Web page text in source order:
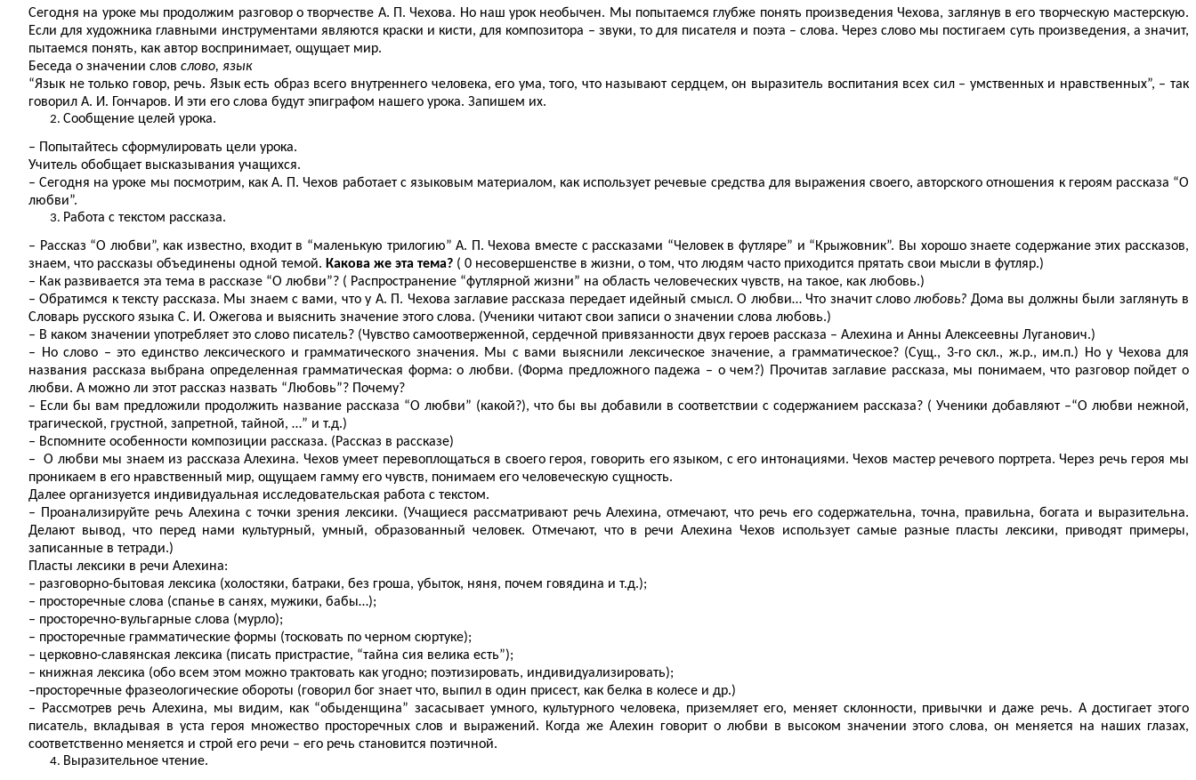
Сегодня на уроке мы продолжим разговор о творчестве А. П. Чехова. Но наш урок необычен. Мы попытаемся глубже понять произведения Чехова, заглянув в его творческую мастерскую.
Если для художника главными инструментами являются краски и кисти, для композитора – звуки, то для писателя и поэта – слова. Через слово мы постигаем суть произведения, а значит,
пытаемся понять, как автор воспринимает, ощущает мир.
Беседа о значении слов слово, язык
“Язык не только говор, речь. Язык есть образ всего внутреннего человека, его ума, того, что называют сердцем, он выразитель воспитания всех сил – умственных и нравственных”, – так
говорил А. И. Гончаров. И эти его слова будут эпиграфом нашего урока. Запишем их.
Сообщение целей урока.
– Попытайтесь сформулировать цели урока.
Учитель обобщает высказывания учащихся.
– Сегодня на уроке мы посмотрим, как А. П. Чехов работает с языковым материалом, как использует речевые средства для выражения своего, авторского отношения к героям рассказа “О
любви”.
Работа с текстом рассказа.
– Рассказ “О любви”, как известно, входит в “маленькую трилогию” А. П. Чехова вместе с рассказами “Человек в футляре” и “Крыжовник”. Вы хорошо знаете содержание этих рассказов,
знаем, что рассказы объединены одной темой. Какова же эта тема? ( 0 несовершенстве в жизни, о том, что людям часто приходится прятать свои мысли в футляр.)
– Как развивается эта тема в рассказе “О любви”? ( Распространение “футлярной жизни” на область человеческих чувств, на такое, как любовь.)
– Обратимся к тексту рассказа. Мы знаем с вами, что у А. П. Чехова заглавие рассказа передает идейный смысл. О любви… Что значит словолюбовь? Дома вы должны были заглянуть в
Словарь русского языка С. И. Ожегова и выяснить значение этого слова. (Ученики читают свои записи о значении слова любовь.)
– В каком значении употребляет это слово писатель? (Чувство самоотверженной, сердечной привязанности двух героев рассказа – Алехина и Анны Алексеевны Луганович.)
– Но слово – это единство лексического и грамматического значения. Мы с вами выяснили лексическое значение, а грамматическое? (Сущ., 3-го скл., ж.р., им.п.) Но у Чехова для
названия рассказа выбрана определенная грамматическая форма: о любви. (Форма предложного падежа – о чем?) Прочитав заглавие рассказа, мы понимаем, что разговор пойдет о
любви. А можно ли этот рассказ назвать “Любовь”? Почему?
– Если бы вам предложили продолжить название рассказа “О любви” (какой?), что бы вы добавили в соответствии с содержанием рассказа? ( Ученики добавляют –“О любви нежной,
трагической, грустной, запретной, тайной, …” и т.д.)
– Вспомните особенности композиции рассказа. (Рассказ в рассказе)
– О любви мы знаем из рассказа Алехина. Чехов умеет перевоплощаться в своего героя, говорить его языком, с его интонациями. Чехов мастер речевого портрета. Через речь героя мы
проникаем в его нравственный мир, ощущаем гамму его чувств, понимаем его человеческую сущность.
Далее организуется индивидуальная исследовательская работа с текстом.
– Проанализируйте речь Алехина с точки зрения лексики. (Учащиеся рассматривают речь Алехина, отмечают, что речь его содержательна, точна, правильна, богата и выразительна.
Делают вывод, что перед нами культурный, умный, образованный человек. Отмечают, что в речи Алехина Чехов использует самые разные пласты лексики, приводят примеры,
записанные в тетради.)
Пласты лексики в речи Алехина:
– разговорно-бытовая лексика (холостяки, батраки, без гроша, убыток, няня, почем говядина и т.д.);
– просторечные слова (спанье в санях, мужики, бабы…);
– просторечно-вульгарные слова (мурло);
– просторечные грамматические формы (тосковать по черном сюртуке);
– церковно-славянская лексика (писать пристрастие, “тайна сия велика есть”);
– книжная лексика (обо всем этом можно трактовать как угодно; поэтизировать, индивидуализировать);
–просторечные фразеологические обороты (говорил бог знает что, выпил в один присест, как белка в колесе и др.)
– Рассмотрев речь Алехина, мы видим, как “обыденщина” засасывает умного, культурного человека, приземляет его, меняет склонности, привычки и даже речь. А достигает этого
писатель, вкладывая в уста героя множество просторечных слов и выражений. Когда же Алехин говорит о любви в высоком значении этого слова, он меняется на наших глазах,
соответственно меняется и строй его речи – его речь становится поэтичной.
Выразительное чтение.